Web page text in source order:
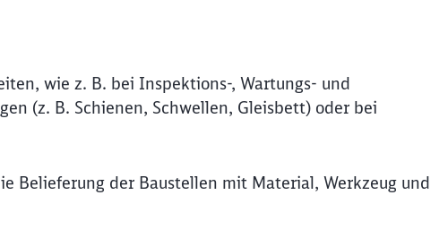
wie z. B. bei Inspektions-, Wartungs- und
(z. B. Schienen, Schwellen, Gleisbett) oder bei
Belieferung der Baustellen mit Material, Werkzeug und